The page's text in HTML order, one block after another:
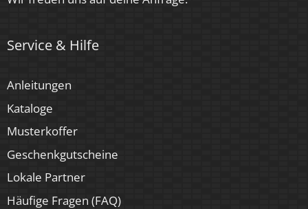
Service & Hilfe
Anleitungen
Kataloge
Musterkoffer
Geschenkgutscheine
Lokale Partner
Häufige Fragen (FAQ)